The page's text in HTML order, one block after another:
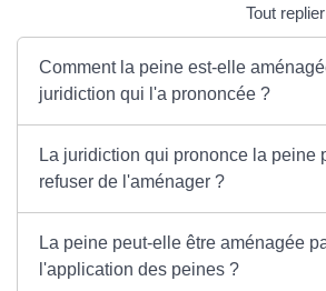
Tout replier
Comment la peine est-elle
juridiction qui l'a prononcée ?
La juridiction qui prononce la peine
refuser de l'aménager ?
La peine peut-elle être aménagée
l'application des peines ?